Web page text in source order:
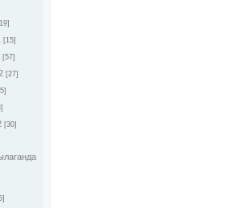
[15]
[57]
[27]
[30]